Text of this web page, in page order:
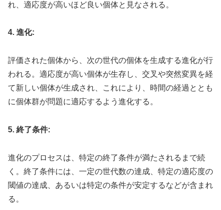
れ、適応度が高いほど良い個体と見なされる。
4. 進化:
評価された個体から、次の世代の個体を生成する進化が行
われる。適応度が高い個体が生存し、交叉や突然変異を経
て新しい個体が生成され、これにより、時間の経過ととも
に個体群が問題に適応するよう進化する。
5. 終了条件:
進化のプロセスは、特定の終了条件が満たされるまで続
く。終了条件には、一定の世代数の達成、特定の適応度の
閾値の達成、あるいは特定の条件が安定するなどが含まれ
る。